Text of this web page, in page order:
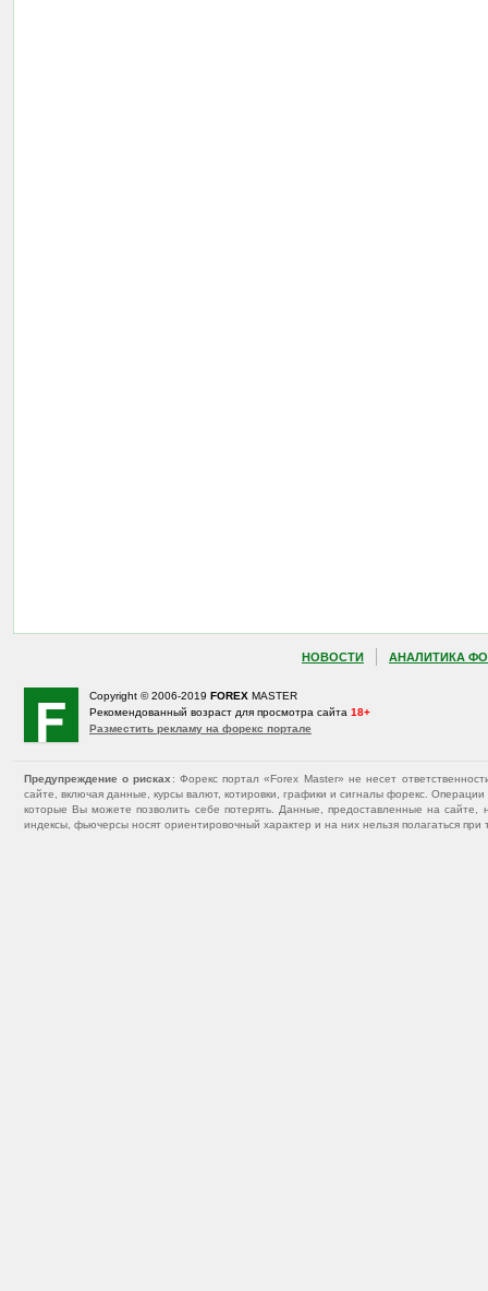
НОВОСТИ АНАЛИТИКА
Copyright © 2006-2019 FOREX MASTER
Рекомендованный возраст для просмотра сайта 18+
Разместить рекламу на форекс портале
Предупреждение о рисках : Форекс портал «Forex Master» не несет
сайте, включая данные, курсы валют, котировки, графики и сигналы форекс.
которые Вы можете позволить себе потерять. Данные, предоставленные на
индексы, фьючерсы носят ориентировочный характер и на них нельзя полагаться при